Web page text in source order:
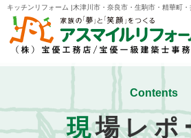
キッチンリフォーム |木津川市・奈良市・生駒市・精華町
務店アスマイルリフォーム
Contents
現場レポ